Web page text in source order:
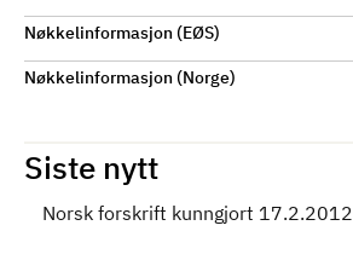
Nøkkelinformasjon (EØS)
Nøkkelinformasjon (Norge)
Siste nytt
Norsk forskrift kunngjort 17.2.2012